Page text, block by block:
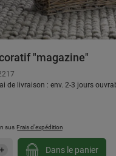
"magazine"
de livraison : env. 2-3 jours
:
sus Frais d'expédition
de produit :
Dans le panier